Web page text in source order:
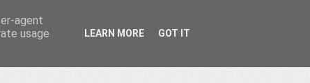
agent
usage
LEARN MORE GOT IT